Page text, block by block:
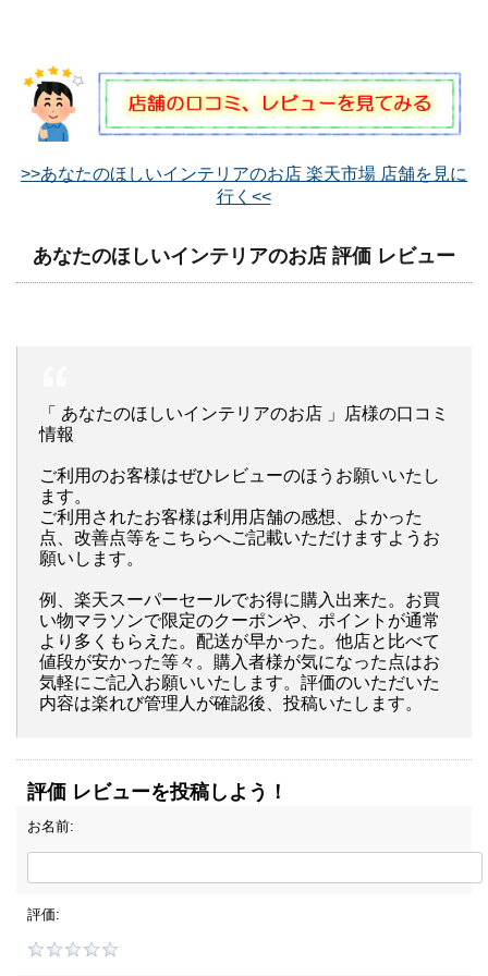
>>あなたのほしいインテリアのお店 楽天市場 店舗を見に
行く<<
あなたのほしいインテリアのお店 評価 レビュー
「 あなたのほしいインテリアのお店 」店様の口コミ
情報
ご利用のお客様はぜひレビューのほうお願いいたし
ます。
ご利用されたお客様は利用店舗の感想、よかった
点、改善点等をこちらへご記載いただけますようお
願いします。
例、楽天スーパーセールでお得に購入出来た。お買
い物マラソンで限定のクーポンや、ポイントが通常
より多くもらえた。配送が早かった。他店と比べて
値段が安かった等々。購入者様が気になった点はお
気軽にご記入お願いいたします。評価のいただいた
内容は楽れび管理人が確認後、投稿いたします。
評価 レビューを投稿しよう！
お名前:
評価: